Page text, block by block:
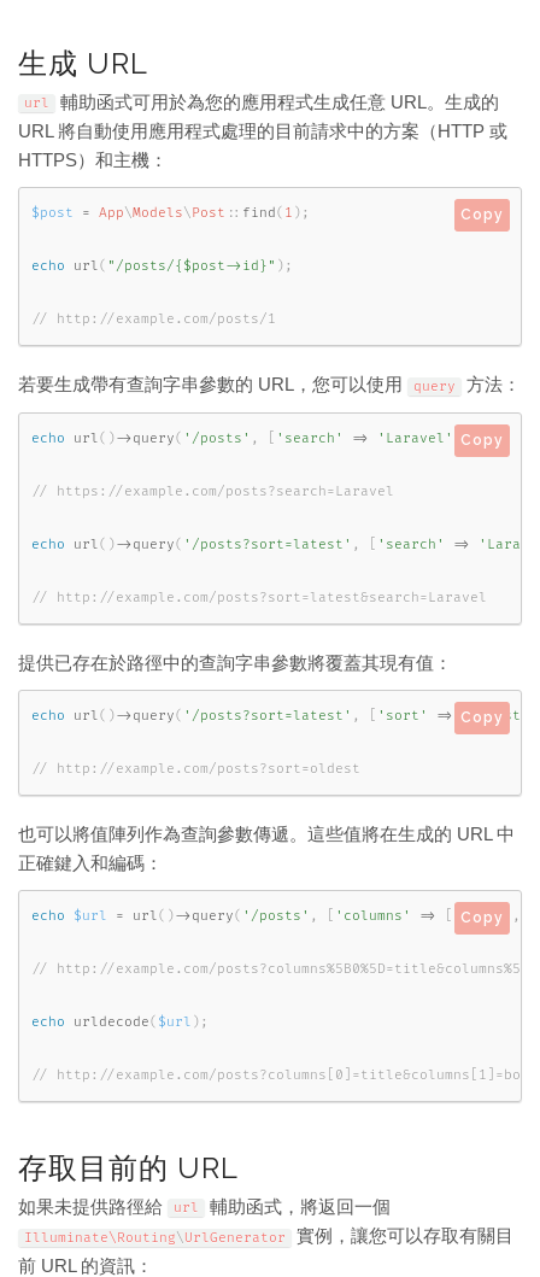
生成 URL
url
輔助函式可用於為您的應用程式生成任意 URL。生成的
URL 將自動使用應用程式處理的目前請求中的方案（HTTP 或
HTTPS）和主機：
$post = App\Models\ Post :: find ( 1 ) ;
echo url( "/posts/{$post->id}" ) ;
// http://example.com/posts/1
Copy
若要生成帶有查詢字串參數的 URL，您可以使用 query 方法：
echo url( ) -> query( '/posts' , 'search' => 'Laravel' ) ;
echo url( ) -> query( '/posts?sort=latest' , 'search' =>
// http://example.com/posts?sort=latest&search=Laravel
Copy
提供已存在於路徑中的查詢字串參數將覆蓋其現有值：
echo url( ) -> query( '/posts?sort=latest' , 'sort' => 'oldest'
// http://example.com/posts?sort=oldest
Copy
也可以將值陣列作為查詢參數傳遞。這些值將在生成的 URL 中
正確鍵入和編碼：
echo $url = url( ) -> query( '/posts' , 'columns' => 'title' ,
echo urldecode( $url ) ;
// http://example.com/posts?columns[0]=title&columns[1]=body
Copy
存取目前的 URL
如果未提供路徑給 url 輔助函式，將返回一個
Illuminate\ Routing\ UrlGenerator
實例，讓您可以存取有關目
前 URL 的資訊：